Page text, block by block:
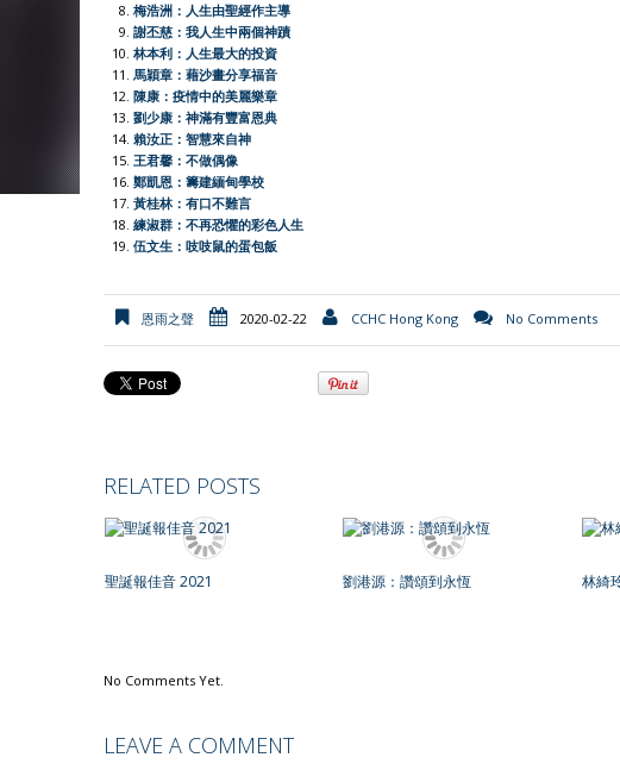
梅浩洲：人生由聖經作主導
謝丕慈：我人生中兩個神蹟
林本利：人生最大的投資
馬穎章：藉沙畫分享福音
陳康：疫情中的美麗樂章
劉少康：神滿有豐富恩典
賴汝正：智慧來自神
王君馨：不做偶像
鄭凱恩：籌建緬甸學校
黃桂林：有口不難言
練淑群：不再恐懼的彩色人生
伍文生：吱吱鼠的蛋包飯
恩雨之聲 2020-02-22 CCHC Hong Kong No Comments
RELATED POSTS
聖誕報佳音 2021 劉港源：讚頌到永恆 林綺
No Comments Yet.
LEAVE A COMMENT